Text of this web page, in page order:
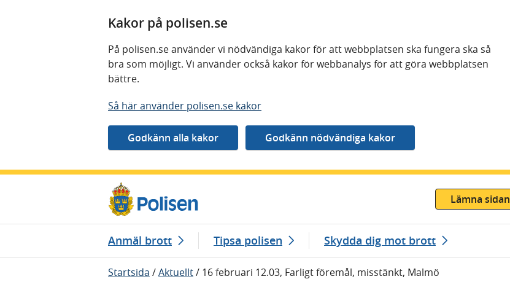
Kakor på polisen.se
På polisen.se använder vi nödvändiga kakor för att webbplatsen ska fungera ska så
bra som möjligt. Vi använder också kakor för webbanalys för att göra webbplatsen
bättre.
Så här använder polisen.se kakor
Lämna sidan
Anmäl brott Tipsa polisen Skydda dig mot brott
Startsida /Aktuellt/ 16 februari 12.03, Farligt föremål, misstänkt, Malmö